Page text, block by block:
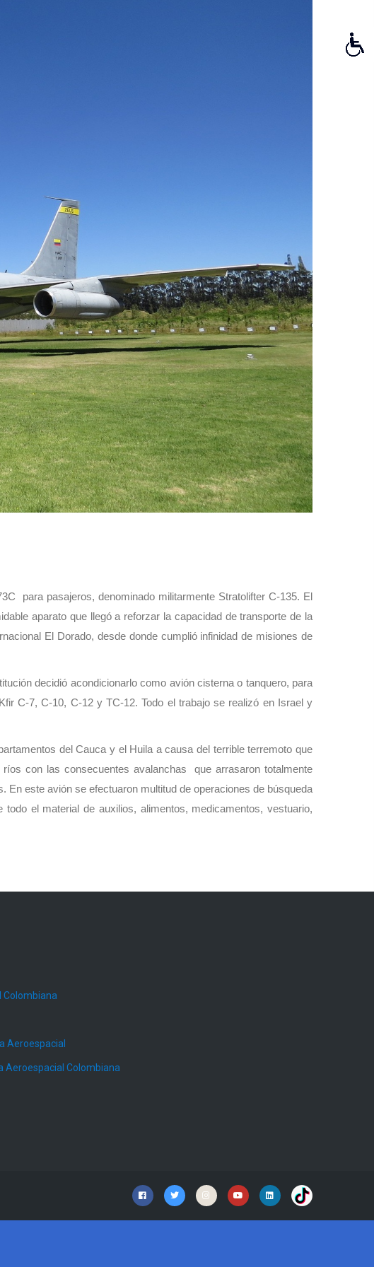
para pasajeros, denominado militarmente Stratolifter C-135. El
aparato que llegó a reforzar la capacidad de transporte de la
El Dorado, desde donde cumplió infinidad de misiones de
decidió acondicionarlo como avión cisterna o tanquero, para
C-7, C-10, C-12 y TC-12. Todo el trabajo se realizó en Israel y
del Cauca y el Huila a causa del terrible terremoto que
con las consecuentes avalanchas que arrasaron totalmente
este avión se efectuaron multitud de operaciones de búsqueda
el material de auxilios, alimentos, medicamentos, vestuario,
Colombiana
Aeroespacial
Aeroespacial Colombiana